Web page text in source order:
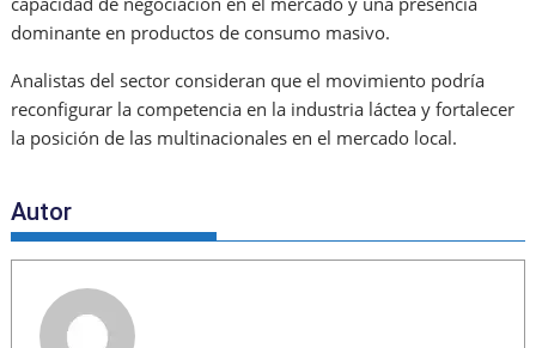
dominante en productos de consumo masivo.
Analistas del sector consideran que el movimiento podría
reconfigurar la competencia en la industria láctea y fortalecer
la posición de las multinacionales en el mercado local.
Autor